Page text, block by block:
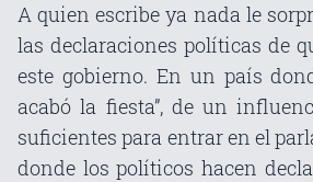
A quien escribe ya nada le
las declaraciones políticas de
este gobierno. En un país
acabó la fiesta”, de un
suficientes para entrar en el
donde los políticos hacen